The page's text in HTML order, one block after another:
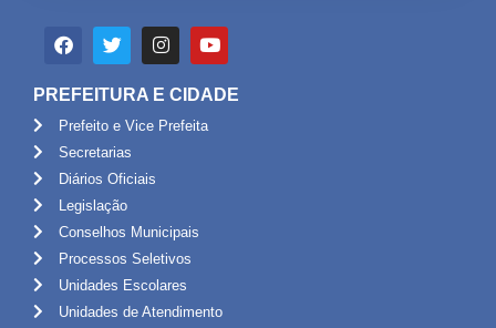
PREFEITURA E CIDADE
Prefeito e Vice Prefeita
Secretarias
Diários Oficiais
Legislação
Conselhos Municipais
Processos Seletivos
Unidades Escolares
Unidades de Atendimento